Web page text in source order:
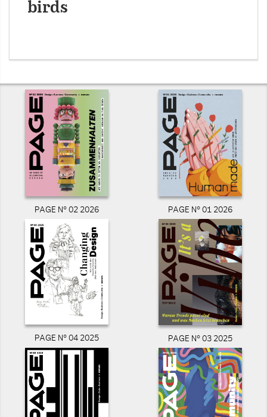
birds
PAGE N° 02 2026 PAGE N° 01 2026
PAGE N° 04 2025 PAGE N° 03 2025